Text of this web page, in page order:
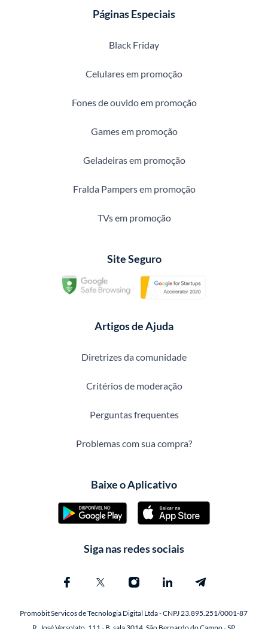
Páginas Especiais
Black Friday
Celulares em promoção
Fones de ouvido em promoção
Games em promoção
Geladeiras em promoção
Fralda Pampers em promoção
TVs em promoção
Site Seguro
Artigos de Ajuda
Diretrizes da comunidade
Critérios de moderação
Perguntas frequentes
Problemas com sua compra?
Baixe o Aplicativo
Siga nas redes sociais
Promobit Servicos de Tecnologia Digital Ltda - CNPJ 23.895.251/0001-87